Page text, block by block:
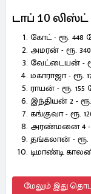
டாப் 10 லிஸ்ட்
கோட் - ரூ. 448
அமரன் - ரூ. 340
வேட்டையன் -
மகாராஜா - ரூ.
ராயன் - ரூ. 155
இந்தியன் 2 -
கங்குவா - ரூ.
அரண்மனை 4 -
தங்கலான் - ரூ.
டிமாண்டி
மேலும் இது